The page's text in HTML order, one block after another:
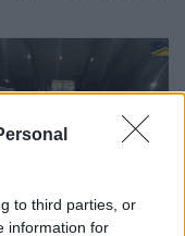
to third parties, or
information for
më shumë